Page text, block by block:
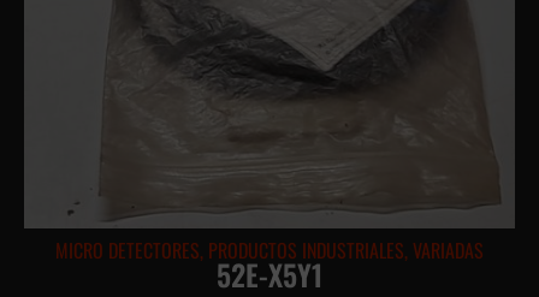
MICRO DETECTORES, PRODUCTOS INDUSTRIALES, VARIADAS
52E-X5Y1